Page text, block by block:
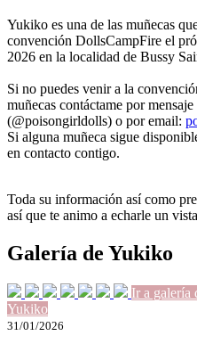
Yukiko es una de las muñecas
convención DollsCampFire el
2026 en la localidad de Bussy
Si no puedes venir a la
muñecas contáctame por
(@poisongirldolls) o por email:
Si alguna muñeca sigue
en contacto contigo.
Toda su información así como
así que te animo a echarle un
Galería de Yukiko
Ir a galería
Yukiko
31/01/2026